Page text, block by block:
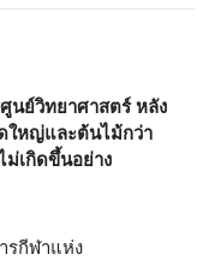
ศูนย์วิทยาศาสตร์ หลัง
ใหญ่และต้นไม้กว่า
ม่เกิดขึ้นอย่าง
รกีฬาแห่ง